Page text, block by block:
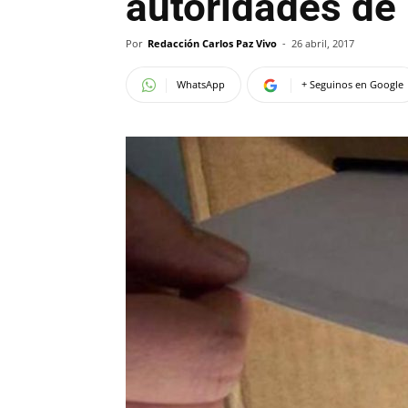
Por Redacción Carlos Paz Vivo - 26 abril, 2017
WhatsApp + Seguinos en Google